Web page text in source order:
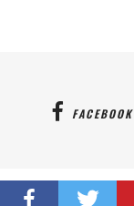
FACEBOOK